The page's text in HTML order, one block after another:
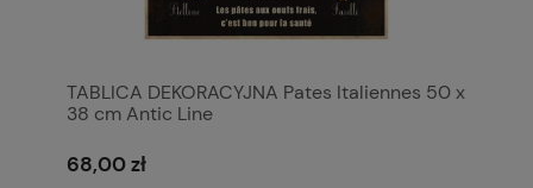
TABLICA DEKORACYJNA Pates Italiennes 50 x
38 cm Antic Line
68,00 zł